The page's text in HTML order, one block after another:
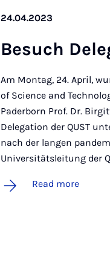
24.04.2023
Be­such
Am Montag, 24. April,
of Science and
Paderborn Prof. Dr.
Delegation der QUST
nach der langen
Universitätsleitung der
Read more